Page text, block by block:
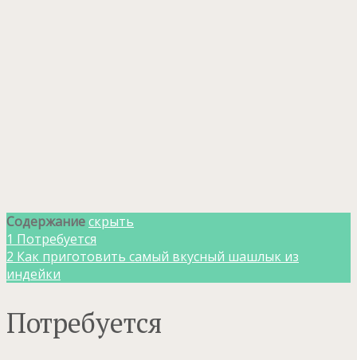
Содержаниескрыть
1 Потребуется
2 Как приготовить самый вкусный шашлык из
индейки
Потребуется